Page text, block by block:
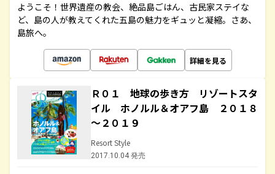
ようこそ！世界遺産の教会、絶品島ごはん、古民家ステイな
ど、島の人が教えてくれた五島の魅力をギュッと凝縮。さあ、
島旅へ。
詳細を見る
Ｒ０１ 地球の歩き方 リゾートスタ
イル ホノルル＆オアフ島 ２０１８
～２０１９
Resort Style
2017.10.04 発売